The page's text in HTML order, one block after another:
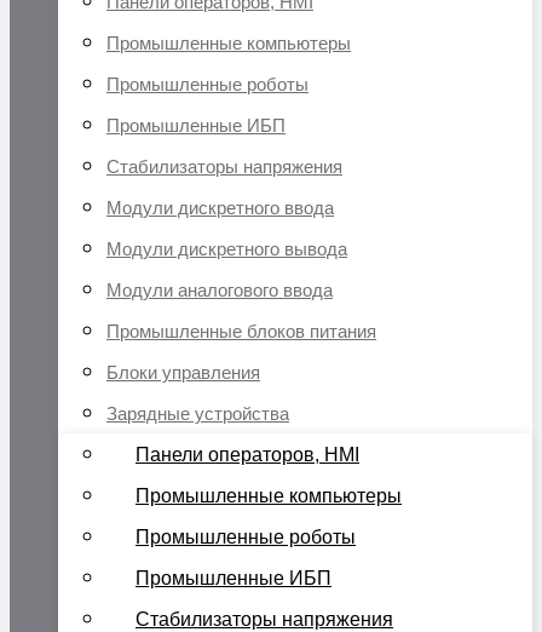
Промышленные компьютеры
Промышленные роботы
Промышленные ИБП
Стабилизаторы напряжения
Модули дискретного ввода
Модули дискретного вывода
Модули аналогового ввода
Промышленные блоков питания
Блоки управления
Зарядные устройства
Панели операторов, HMI
Промышленные компьютеры
Промышленные роботы
Промышленные ИБП
Стабилизаторы напряжения